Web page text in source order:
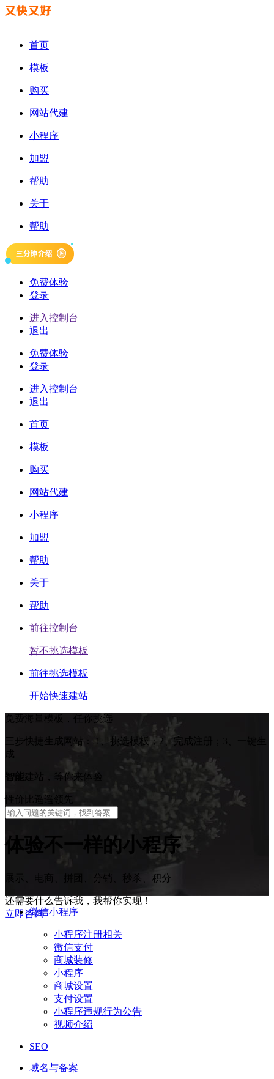
首页
模板
购买
网站代建
小程序
加盟
帮助
关于
帮助
免费体验
登录
进入控制台
退出
免费体验
登录
进入控制台
退出
首页
模板
购买
网站代建
小程序
加盟
帮助
关于
帮助
前往控制台
暂不挑选模板
前往挑选模板
开始快速建站
免费海量模板，任你挑选
三步快捷生成网站：
1、挑选模板；2、完成注册；3、一键生
成
智能 建站，等你来体验
性价比遥遥领先
体验 不一样 的小程序
展示、电商、拼团、分销、秒杀、积分
还需要什么告诉我，我帮你实现！
立即咨询微信小程序
小程序注册相关
微信支付
商城装修
小程序
商城设置
支付设置
小程序违规行为公告
视频介绍
SEO
域名与备案